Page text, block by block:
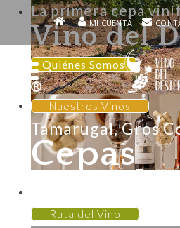
MI CUENTA
La primera cepa
Vino del
Quiénes Somos
Nuestros Vinos
Tamarugal, Gros
Cepas
Ruta del Vino